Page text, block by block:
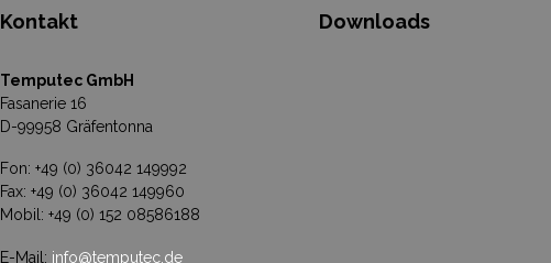
Kontakt
Temputec GmbH
Fasanerie 16
D-99958 Gräfentonna
Fon: +49 (0) 36042 149992
Fax: +49 (0) 36042 149960
Mobil: +49 (0) 152 08586188
E-Mail: info@temputec.de
Downloads